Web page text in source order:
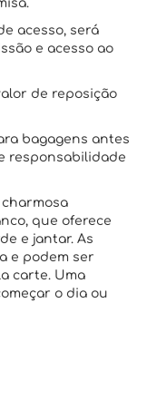
acesso, será
e acesso ao
de reposição
bagagens antes
responsabilidade
que oferece
e jantar. As
e podem ser
carte. Uma
o dia ou